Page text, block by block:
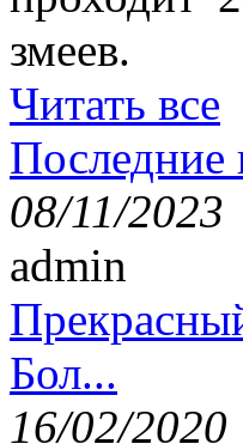
змеев.
Читать все
Последние
08/11/2023
admin
Бол...
16/02/2020